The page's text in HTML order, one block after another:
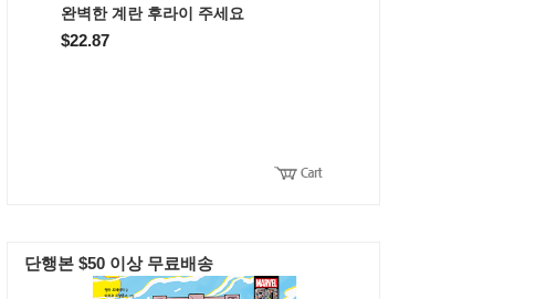
완벽한 계란 후라이 주세요
$22.87
단행본 $50 이상 무료배송